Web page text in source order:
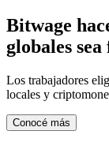
Bitwage
globales
Los trabajadores
locales y
Conocé más